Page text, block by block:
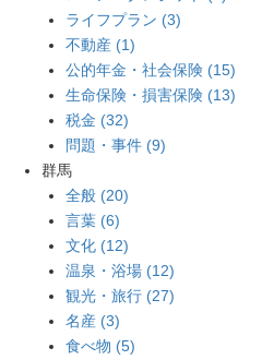
ライフプラン (3)
不動産 (1)
公的年金・社会保険 (15)
生命保険・損害保険 (13)
税金 (32)
問題・事件 (9)
群馬
全般 (20)
言葉 (6)
文化 (12)
温泉・浴場 (12)
観光・旅行 (27)
名産 (3)
食べ物 (5)